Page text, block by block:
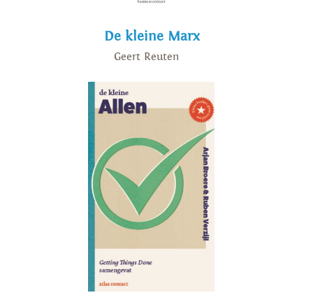
De kleine Marx
Geert Reuten